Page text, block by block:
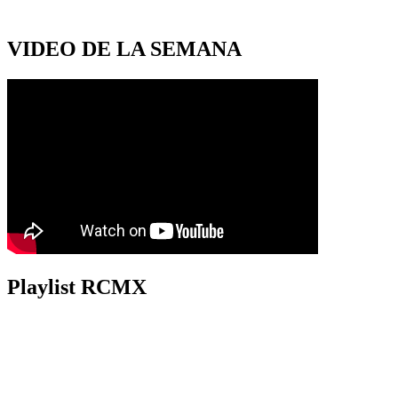
VIDEO DE LA SEMANA
Playlist RCMX